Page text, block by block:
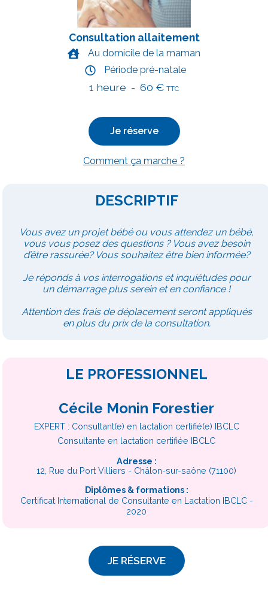
Consultation allaitement
Au domicile de la maman
Période pré-natale
1 heure - 60 € TTC
Je réserve
Comment ça marche ?
DESCRIPTIF
Vous avez un projet bébé ou vous attendez un bébé,
vous vous posez des questions ? Vous avez besoin
d’être rassurée? Vous souhaitez être bien informée?
Je réponds à vos interrogations et inquiétudes pour
un démarrage plus serein et en confiance !
Attention des frais de déplacement seront appliqués
en plus du prix de la consultation.
LE PROFESSIONNEL
Cécile Monin Forestier
EXPERT : Consultant(e) en lactation certifié(e) IBCLC
Consultante en lactation certifiée IBCLC
Adresse :
12, Rue du Port Villiers - Châlon-sur-saône (71100)
Diplômes & formations :
Certificat International de Consultante en Lactation IBCLC -
2020
JE RÉSERVE